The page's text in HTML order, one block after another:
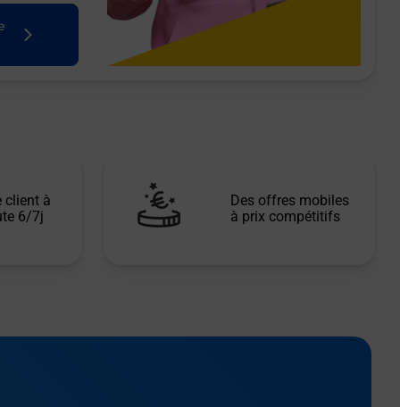
client à
6/7j
Des offres mobiles
à prix compétitifs